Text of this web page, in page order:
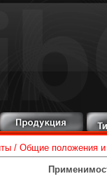
/ Общие положения и